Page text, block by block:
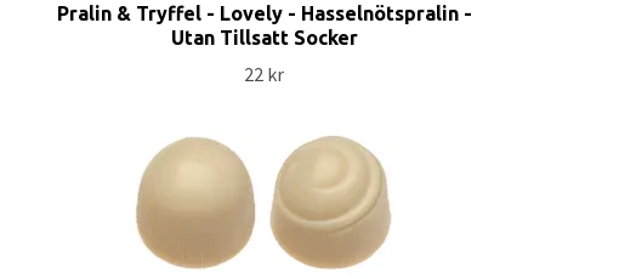
Pralin & Tryffel - Lovely - Hasselnötspralin -
Utan Tillsatt Socker
22 kr